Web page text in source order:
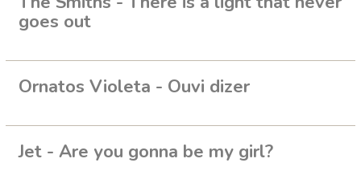
goes out
Ornatos Violeta - Ouvi dizer
Jet - Are you gonna be my girl?